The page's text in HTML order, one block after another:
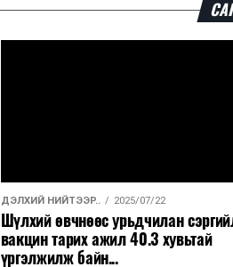
ДЭЛХИЙ НИЙТЭЭР.. 2025/07/22
Шүлхий өвчнөөс урьдчилан
вакцин тарих ажил 40.3 хувьтай
үргэлжилж байн...